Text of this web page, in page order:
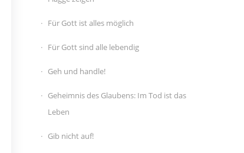
Für Gott ist alles möglich
Für Gott sind alle lebendig
Geh und handle!
Geheimnis des Glaubens: Im Tod ist das
Leben
Gib nicht auf!